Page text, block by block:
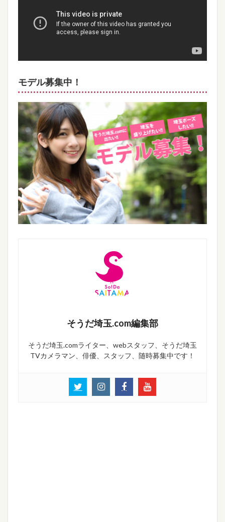
モデル募集中！
そうだ埼玉.com編集部
そうだ埼玉.comライター、webスタッフ、そうだ埼玉
TVカメラマン、俳優、スタッフ、随時募集中です！